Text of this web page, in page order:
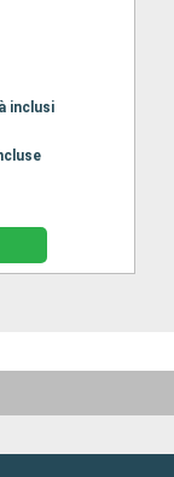
inclusi